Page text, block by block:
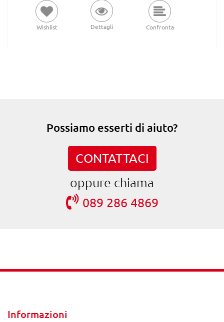
Wishlist Dettagli Confronta
Possiamo esserti di aiuto?
CONTATTACI
oppure chiama
089 286 4869
Informazioni